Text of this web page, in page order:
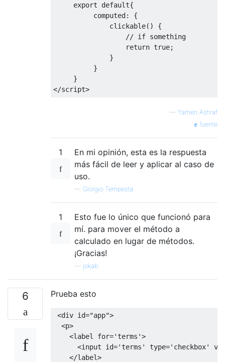
export
default{
          computed
:
{
              clickable
()
{
// if something
return true;
}
}
}
</script>
— Yamen Ashraf
fuente
1
En mi opinión, esta es la respuesta
más fácil de leer y aplicar al caso de
uso.
— Giorgio Tempesta
1
Esto fue lo único que funcionó para
mí. para mover el método a
calculado en lugar de métodos.
¡Gracias!
jokab
6 Prueba esto
<div id="app">
<p>
<label for='terms'>
<input id='terms' type='checkbox' v
</label>